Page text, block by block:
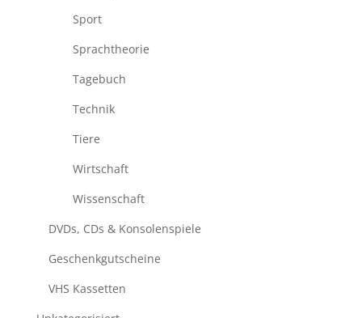
Sport
Sprachtheorie
Tagebuch
Technik
Tiere
Wirtschaft
Wissenschaft
DVDs, CDs & Konsolenspiele
Geschenkgutscheine
VHS Kassetten